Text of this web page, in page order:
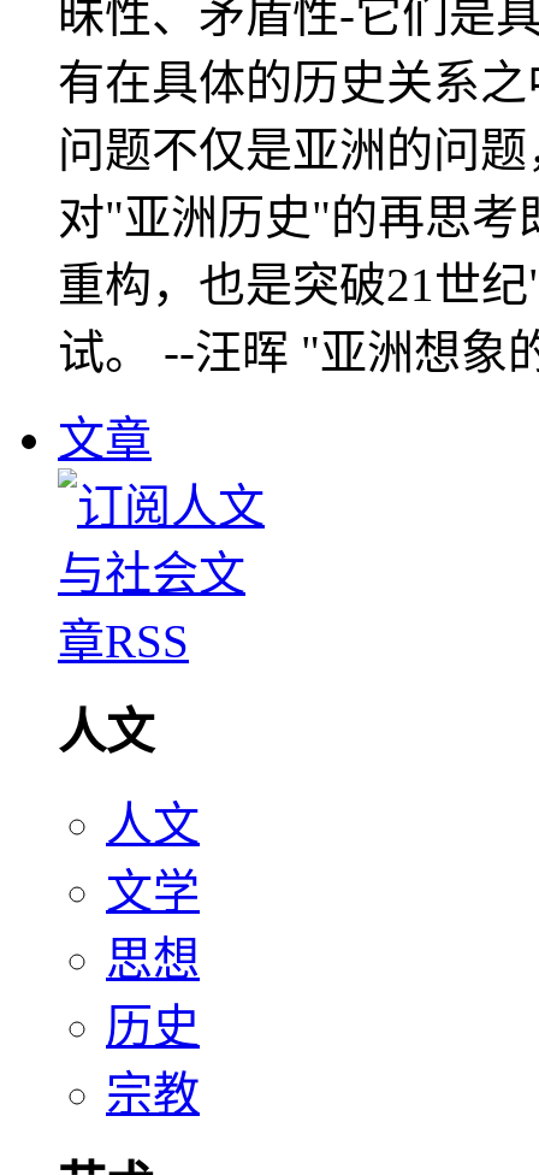
昧性、矛盾性-它们是
有在具体的历史关系
问题不仅是亚洲的问
对"亚洲历史"的再思考
重构，也是突破21世
试。 --汪晖 "亚洲想象
文章
人文
人文
文学
思想
历史
宗教